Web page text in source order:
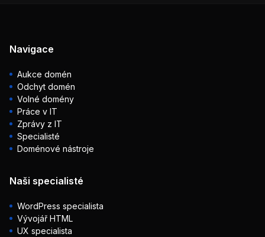
Navigace
Aukce domén
Odchyt domén
Volné domény
Práce v IT
Zprávy z IT
Specialisté
Doménové nástroje
Naši specialisté
WordPress specialista
Vývojář HTML
UX specialista